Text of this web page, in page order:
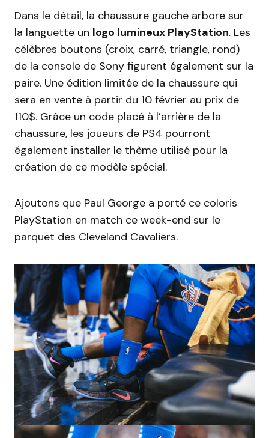
Dans le détail, la chaussure gauche arbore sur
la languette un logo lumineux PlayStation. Les
célèbres boutons (croix, carré, triangle, rond)
de la console de Sony figurent également sur la
paire. Une édition limitée de la chaussure qui
sera en vente à partir du 10 février au prix de
110$. Grâce un code placé à l’arrière de la
chaussure, les joueurs de PS4 pourront
également installer le thème utilisé pour la
création de ce modèle spécial.
Ajoutons que Paul George a porté ce coloris
PlayStation en match ce week-end sur le
parquet des Cleveland Cavaliers.